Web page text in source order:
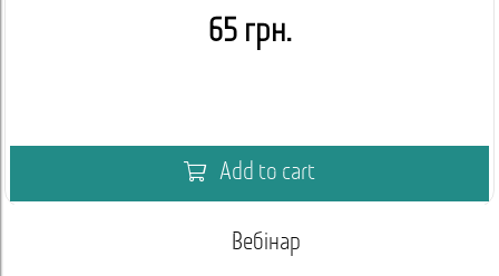
65 грн.
Add to cart
Вебінар